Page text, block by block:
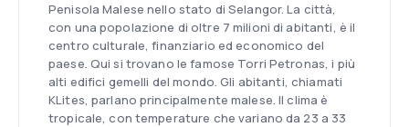
Penisola Malese nello stato di Selangor. La città,
con una popolazione di oltre 7 milioni di abitanti, è il
centro culturale, finanziario ed economico del
paese. Qui si trovano le famose Torri Petronas, i più
alti edifici gemelli del mondo. Gli abitanti, chiamati
KLites, parlano principalmente malese. Il clima è
tropicale, con temperature che variano da 23 a 33